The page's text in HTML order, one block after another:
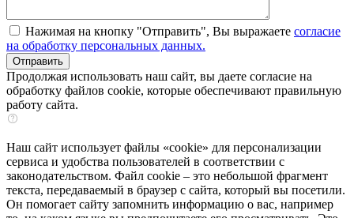
Нажимая на кнопку "Отправить", Вы выражаете согласие
на обработку персональных данных.
Продолжая использовать наш сайт, вы даете согласие на
обработку файлов cookie, которые обеспечивают правильную
работу сайта.
Наш сайт использует файлы «cookie» для персонализации
сервиса и удобства пользователей в соответствии с
законодательством. Файл cookie – это небольшой фрагмент
текста, передаваемый в браузер с сайта, который вы посетили.
Он помогает сайту запомнить информацию о вас, например